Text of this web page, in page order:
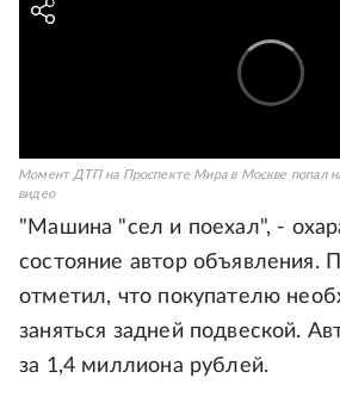
Момент ДТП на Проспекте Мира в Москве попал
видео
"Машина "сел и поехал", -
состояние автор объявления.
отметил, что покупателю
заняться задней подвеской.
за 1,4 миллиона рублей.